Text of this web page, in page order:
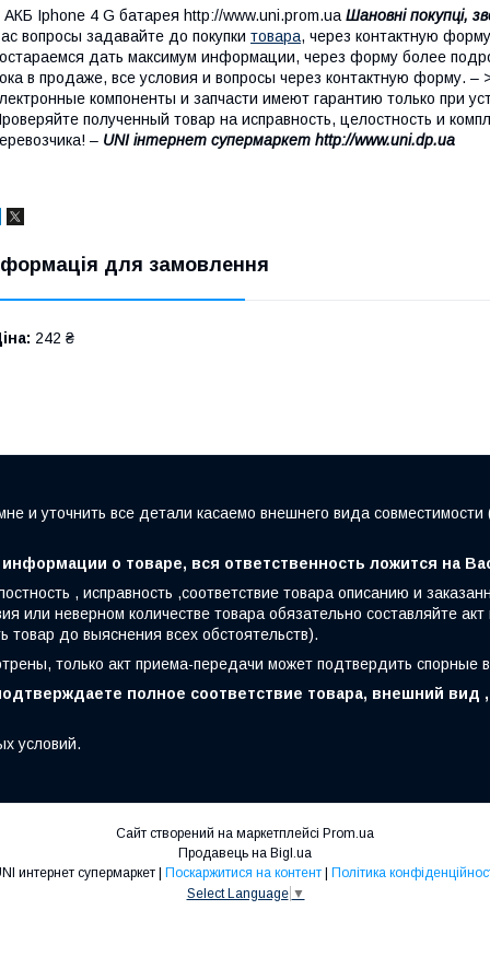
АКБ Iphone 4 G батарея http://www.uni.prom.ua Шановні покупці,
вопросы задавайте до покупки товара, через контактную
дать максимум информации, через форму более
в продаже, все условия и вопросы через контактную форму.
компоненты и запчасти имеют гарантию только при
полученный товар на исправность, целостность и
– UNI інтернет супермаркет http://www.uni.dp.ua
для замовлення
242 ₴
и уточнить все детали касаемо внешнего вида
о товаре, вся ответственность ложится на
, исправность ,соответствие товара описанию и
или неверном количестве товара обязательно составляйте
товар до выяснения всех обстоятельств).
только акт приема-передачи может подтвердить спорные
полное соответствие товара, внешний вид ,
условий.
Сайт створений на маркетплейсі Prom.ua
Продавець на Bigl.ua
UNI интернет супермаркет | Поскаржитися на контент | Політика
Select Language ▼